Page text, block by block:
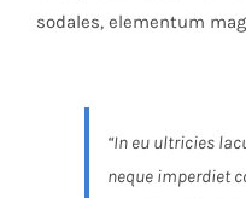
sodales, elementum
“In eu ultricies
neque imperdiet